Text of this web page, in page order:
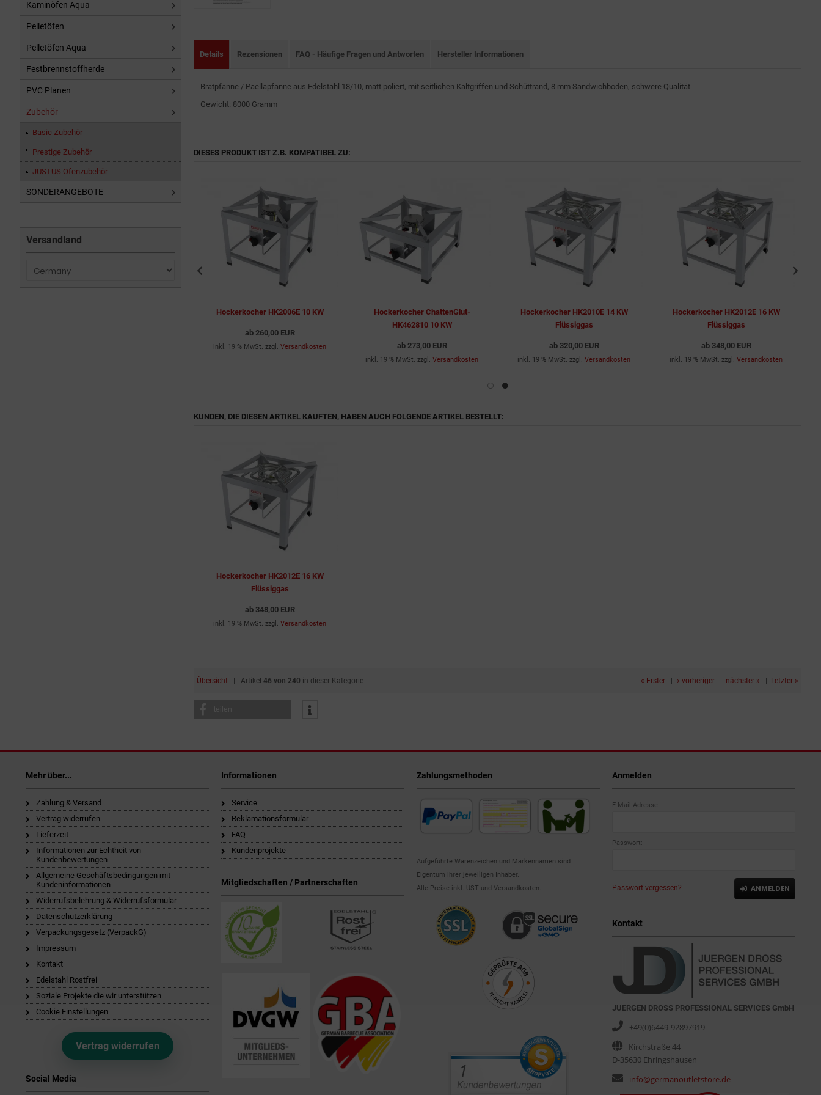
Details Rezensionen FAQ - Häufige Fragen und Antworten Hersteller Informationen
Bratpfanne / Paellapfanne aus Edelstahl 18/10, matt poliert, mit seitlichen Kaltgriffen und Schüttrand, 8 mm Sandwichboden, schwere Qualität
Gewicht: 8000 Gramm
DIESES PRODUKT IST Z.B. KOMPATIBEL ZU:
Hockerkocher HK2006E 10 KW
ab 260,00 EUR
inkl. 19 % MwSt. zzgl. Versandkosten
Hockerkocher ChattenGlut-
HK462810 10 KW
ab 273,00 EUR
inkl. 19 % MwSt. zzgl. Versandkosten
Hockerkocher HK2010E 14 KW
Flüssiggas
ab 320,00 EUR
inkl. 19 % MwSt. zzgl. Versandkosten
Hockerkocher HK2012E 16 KW
Flüssiggas
ab 348,00 EUR
inkl. 19 % MwSt. zzgl. Versandkosten
KUNDEN, DIE DIESEN ARTIKEL KAUFTEN, HABEN AUCH FOLGENDE ARTIKEL BESTELLT:
Hockerkocher HK2012E 16 KW
Flüssiggas
ab 348,00 EUR
inkl. 19 % MwSt. zzgl. Versandkosten
Übersicht | Artikel 46 von 240 in dieser Kategorie « Erster | « vorheriger | nächster » | Letzter »
teilen
Kaminöfen Aqua
Pelletöfen
Pelletöfen Aqua
Festbrennstoffherde
PVC Planen
Zubehör
Basic Zubehör
Prestige Zubehör
JUSTUS Ofenzubehör
SONDERANGEBOTE
Versandland
Mehr über...
Zahlung & Versand
Vertrag widerrufen
Lieferzeit
Informationen zur Echtheit von
Kundenbewertungen
Allgemeine Geschäftsbedingungen mit
Kundeninformationen
Widerrufsbelehrung & Widerrufsformular
Datenschutzerklärung
Verpackungsgesetz (VerpackG)
Impressum
Kontakt
Edelstahl Rostfrei
Soziale Projekte die wir unterstützen
Cookie Einstellungen
Vertrag widerrufen
Social Media
Informationen
Service
Reklamationsformular
FAQ
Kundenprojekte
Mitgliedschaften / Partnerschaften
Zahlungsmethoden
Aufgeführte Warenzeichen und Markennamen sind
Eigentum ihrer jeweiligen Inhaber.
Alle Preise inkl. UST und Versandkosten.
Anmelden
E-Mail-Adresse:
Passwort:
Passwort vergessen? ANMELDEN
Kontakt
JUERGEN DROSS PROFESSIONAL SERVICES GmbH
+49(0)6449-92897919
Kirchstraße 44
D-35630 Ehringshausen
info@germanoutletstore.de